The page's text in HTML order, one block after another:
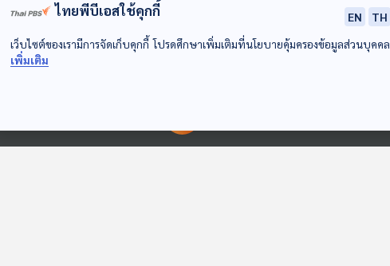
สุขภาพนักบินอาวกา
ที่สุดในโลกปี 2025?
Made in Russia ใน
ไทยพีบีเอสใช้คุกกี้ EN
TH
เว็บไซต์ของเรามีการจัดเก็บคุกกี้ โปรดศึกษาเพิ่มเติมที่นโยบายคุ้มครองข้อมูลส่วนบุคคล
เพิ่มเติม